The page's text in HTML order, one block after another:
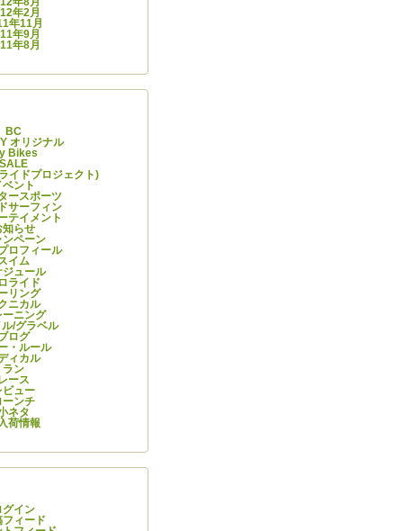
年2月
年11月
年9月
年8月
BC
オリジナル
Bikes
SALE
イドプロジェクト)
ベント
ースポーツ
サーフィン
テイメント
知らせ
ンペーン
ロフィール
イム
ジュール
ライド
リング
ニカル
ーニング
ル/グラベル
ログ
・ルール
ィカル
ラン
レース
ビュー
ーンチ
ネタ
荷情報
グイン
フィード